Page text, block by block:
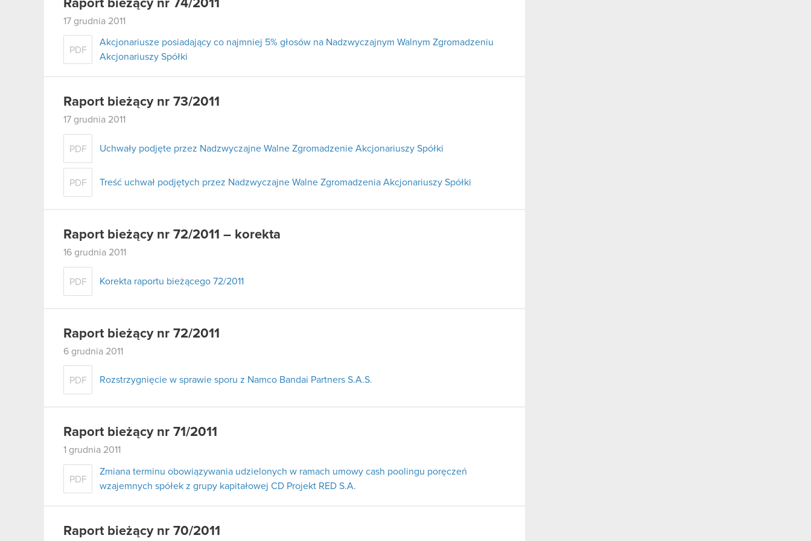
Raport bieżący nr 74/2011
17 grudnia 2011
PDF
Akcjonariusze posiadający co najmniej 5% głosów na Nadzwyczajnym Walnym Zgromadzeniu
Akcjonariuszy Spółki
Raport bieżący nr 73/2011
17 grudnia 2011
PDF Uchwały podjęte przez Nadzwyczajne Walne Zgromadzenie Akcjonariuszy Spółki
PDF Treść uchwał podjętych przez Nadzwyczajne Walne Zgromadzenia Akcjonariuszy Spółki
Raport bieżący nr 72/2011 – korekta
16 grudnia 2011
PDF Korekta raportu bieżącego 72/2011
Raport bieżący nr 72/2011
6 grudnia 2011
PDF Rozstrzygnięcie w sprawie sporu z Namco Bandai Partners S.A.S.
Raport bieżący nr 71/2011
1 grudnia 2011
PDF
Zmiana terminu obowiązywania udzielonych w ramach umowy cash poolingu poręczeń
wzajemnych spółek z grupy kapitałowej CD Projekt RED S.A.
Raport bieżący nr 70/2011